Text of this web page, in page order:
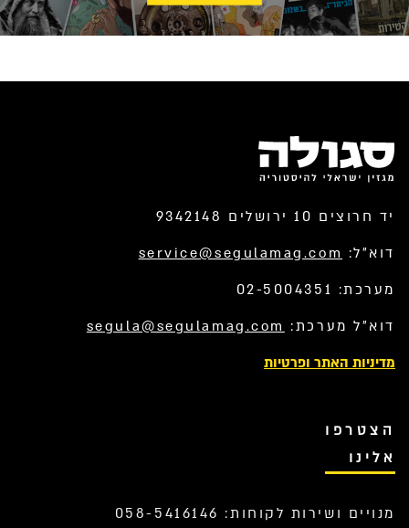
יד חרוצים 10 ירושלים 9342148
דוא”ל: service@segulamag.com
מערכת: 02-5004351
דוא”ל מערכת: segula@segulamag.com
מדיניות האתר ופרטיות
הצטרפו
אלינו
מנויים ושירות לקוחות: 058-5416146